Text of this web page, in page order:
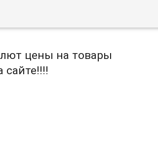
цены на товары
сайте!!!!